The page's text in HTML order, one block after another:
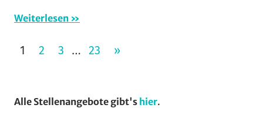
Weiterlesen
Seitennummerierung
Beiträge
1 2 3 … 23
NÄCHSTE
»
Alle Stellenangebote gibt's hier.